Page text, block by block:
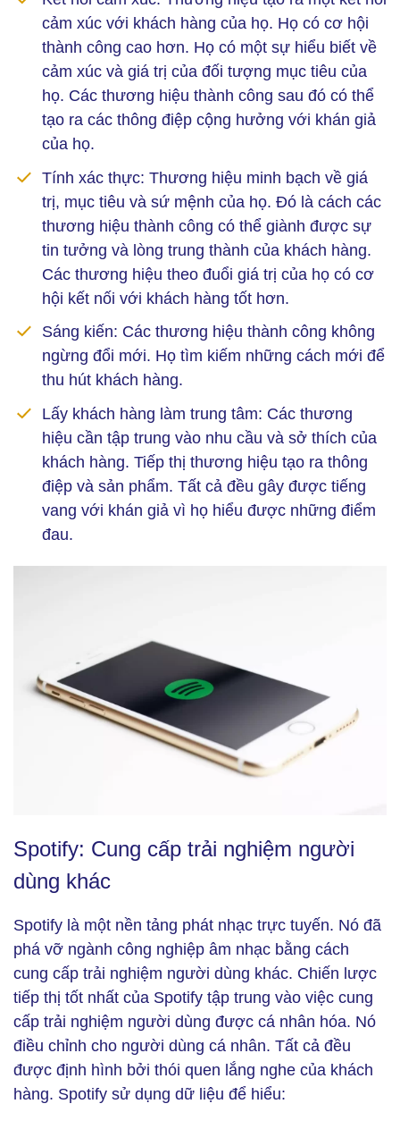
cảm xúc với khách hàng của họ. Họ có cơ hội
thành công cao hơn. Họ có một sự hiểu biết về
cảm xúc và giá trị của đối tượng mục tiêu của
họ. Các thương hiệu thành công sau đó có thể
tạo ra các thông điệp cộng hưởng với khán giả
của họ.
Tính xác thực: Thương hiệu minh bạch về giá
trị, mục tiêu và sứ mệnh của họ. Đó là cách các
thương hiệu thành công có thể giành được sự
tin tưởng và lòng trung thành của khách hàng.
Các thương hiệu theo đuổi giá trị của họ có cơ
hội kết nối với khách hàng tốt hơn.
Sáng kiến: Các thương hiệu thành công không
ngừng đổi mới. Họ tìm kiếm những cách mới để
thu hút khách hàng.
Lấy khách hàng làm trung tâm: Các thương
hiệu cần tập trung vào nhu cầu và sở thích của
khách hàng. Tiếp thị thương hiệu tạo ra thông
điệp và sản phẩm. Tất cả đều gây được tiếng
vang với khán giả vì họ hiểu được những điểm
đau.
Unsplash)
Spotify: Cung cấp trải nghiệm người
dùng khác
Spotify là một nền tảng phát nhạc trực tuyến. Nó đã
phá vỡ ngành công nghiệp âm nhạc bằng cách
cung cấp trải nghiệm người dùng khác. Chiến lược
tiếp thị tốt nhất của Spotify tập trung vào việc cung
cấp trải nghiệm người dùng được cá nhân hóa. Nó
điều chỉnh cho người dùng cá nhân. Tất cả đều
được định hình bởi thói quen lắng nghe của khách
hàng. Spotify sử dụng dữ liệu để hiểu: